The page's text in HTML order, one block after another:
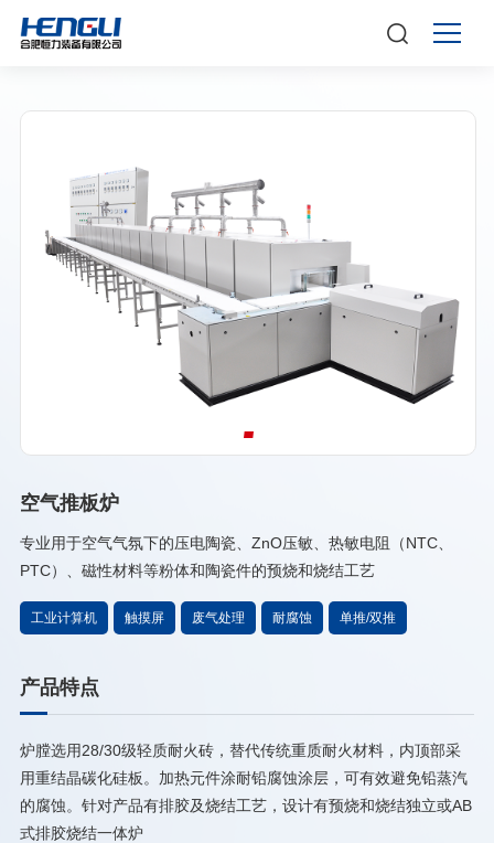
空气推板炉
专业用于空气气氛下的压电陶瓷、ZnO压敏、热敏电阻（NTC、
PTC）、磁性材料等粉体和陶瓷件的预烧和烧结工艺
工业计算机 触摸屏 废气处理 耐腐蚀 单推/双推
产品特点
炉膛选用28/30级轻质耐火砖，替代传统重质耐火材料，内顶部采
用重结晶碳化硅板。加热元件涂耐铅腐蚀涂层，可有效避免铅蒸汽
的腐蚀。针对产品有排胶及烧结工艺，设计有预烧和烧结独立或AB
式排胶烧结一体炉